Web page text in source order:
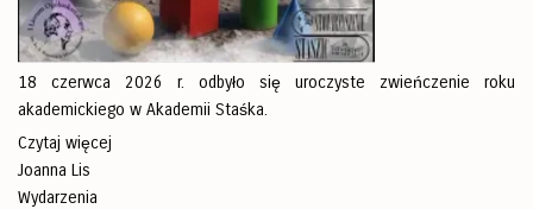
18 czerwca 2026 r. odbyło się uroczyste zwieńczenie roku
akademickiego w Akademii Staśka.
Czytaj więcej
Joanna Lis
Wydarzenia